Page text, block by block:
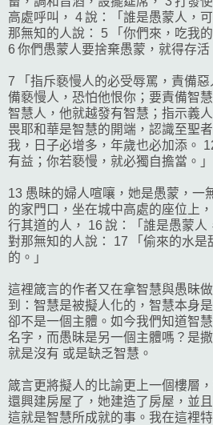
高處呼叫， 4 說：「誰是愚蒙人，
那無知的人說： 5 「你們來，吃我
6 你們愚蒙人要捨棄愚蒙，就得存活
7 「指斥褻慢人的必受辱罵，責備
備褻慢人，恐怕他恨你；要責備智
智慧人，他就越發有智慧；指示義
畏耶和華是智慧的開端，認識至聖
我，日子必增多，年歲也必加添。
有益；你若褻慢，就必獨自擔當。」
13 愚昧的婦人喧嚷，她是愚蒙，一
的家門口，坐在城中高處的座位上
行其道的人， 16 說：「誰是愚蒙人
對那無知的人說： 17 「偷來的水是
的。」
這裡箴言的作者又在拿智慧與愚昧
到：智慧是被擬人化的，智慧本身
卻不是一個主體。如今我們知道智
名字，而愚昧是另一個主體嗎？是
就是沒有 或是缺乏智慧。
箴言更將擬人的比諭更上一個樓層
還興建房屋了，她建造了房屋，並
這就是智慧所成就的事。我在這裡